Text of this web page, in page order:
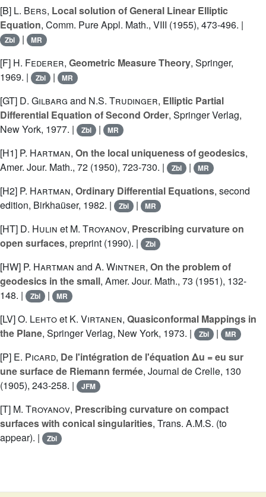
[B] L. Bers, Local solution of General Linear Elliptic
Equation, Comm. Pure Appl. Math., VIII (1955), 473-496. |
Zbl | MR
[F] H. Federer, Geometric Measure Theory, Springer,
1969. |
Zbl | MR
[GT] D. Gilbarg and N.S. Trudinger, Elliptic Partial
Differential Equation of Second Order, Springer Verlag,
New York, 1977. |
Zbl | MR
[H1] P. Hartman, On the local uniqueness of geodesics,
Amer. Jour. Math., 72 (1950), 723-730. |
Zbl | MR
[H2] P. Hartman, Ordinary Differential Equations, second
edition, Birkhaüser, 1982. |
Zbl | MR
[HT] D. Hulin et M. Troyanov, Prescribing curvature on
open surfaces, preprint (1990). | Zbl
[HW] P. Hartman and A. Wintner, On the problem of
geodesics in the small, Amer. Jour. Math., 73 (1951), 132-
148. |
Zbl | MR
[LV]O. Lehtoet K. Virtanen, Quasiconformal Mappings in
the Plane, Springer Verlag, New York, 1973. | Zbl | MR
[P] E. Picard, De l'intégration de l'équation Δu = eu sur
une surface de Riemann fermée, Journal de Crelle, 130
(1905), 243-258. |
JFM
[T] M. Troyanov, Prescribing curvature on compact
surfaces with conical singularities, Trans. A.M.S. (to
appear). |
Zbl